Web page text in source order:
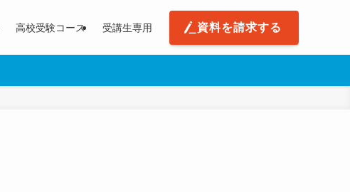
高校受験コース 受講生専用 資料を請求する